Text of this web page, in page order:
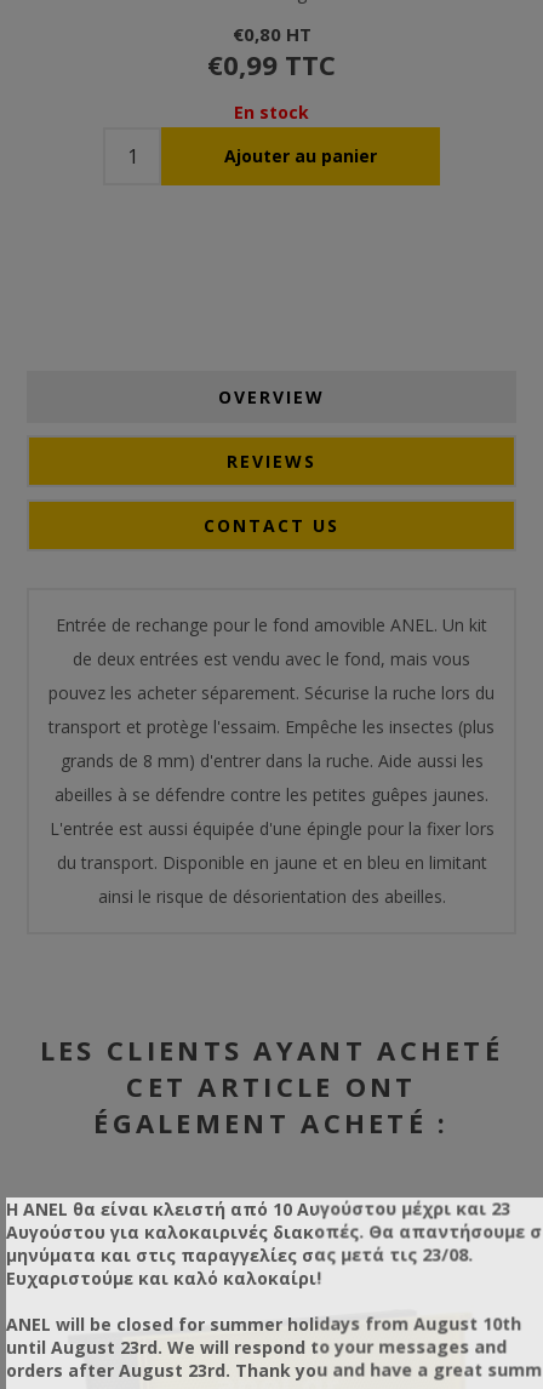
€0,80 HT
€0,99 TTC
En stock
OVERVIEW
REVIEWS
CONTACT US
Entrée de rechange pour le fond amovible ANEL. Un kit
de deux entrées est vendu avec le fond, mais vous
pouvez les acheter séparement. Sécurise la ruche lors du
transport et protège l'essaim. Empêche les insectes (plus
grands de 8 mm) d'entrer dans la ruche. Aide aussi les
abeilles à se défendre contre les petites guêpes jaunes.
L'entrée est aussi équipée d'une épingle pour la fixer lors
du transport. Disponible en jaune et en bleu en limitant
ainsi le risque de désorientation des abeilles.
LES CLIENTS AYANT ACHETÉ
CET ARTICLE ONT
ÉGALEMENT ACHETÉ :
Η ANEL θα είναι κλειστή από 10 Αυγούστου μέχρι και 23
Αυγούστου για καλοκαιρινές διακοπές. Θα απαντήσουμε
μηνύματα και στις παραγγελίες σας μετά τις 23/08.
Ευχαριστούμε και καλό καλοκαίρι!
ANEL will be closed for summer holidays from August 10th
until August 23rd. We will respond to your messages and
orders after August 23rd. Thank you and have a great